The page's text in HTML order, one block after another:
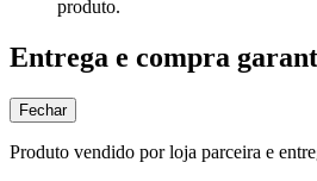
produto.
Entrega e compra
Fechar
Produto vendido por loja parceira e